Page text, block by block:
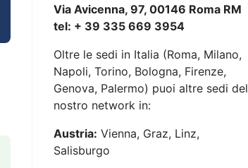
Via Avicenna, 97, 00146 Roma RM
tel: + 39 335 669 3954
Oltre le sedi in Italia (Roma, Milano,
Napoli, Torino, Bologna, Firenze,
Genova, Palermo) puoi altre sedi del
nostro network in:
Austria: Vienna, Graz, Linz,
Salisburgo